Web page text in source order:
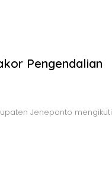
Pengendalian
Jeneponto mengikuti